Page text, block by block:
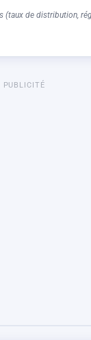
de distribution,
PUBLICITÉ